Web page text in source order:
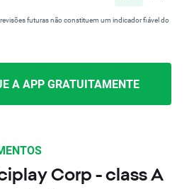
futuras não constituem um indicador fiável do
A APP GRATUITAMENTE
Corp - class A